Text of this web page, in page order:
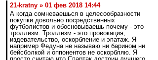
21-kratny » 01 фев 2018 14:44
А когда сомневаешься в целесообразности
покупки довольно посредственных
футболистов и обосновываешь почему - это
троллизм. Троллизм - это провокация,
издевательство, оскорбление и эпатаж. Я
например Федуна не называю ни барином ни
бейсболкой и оппонентов не оскорбляю. Я